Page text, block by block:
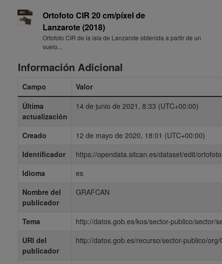
Ortofoto CIR 20 cm/píxel de
Lanzarote (2018)
Ortofoto CIR de la isla de Lanzarote obtenida a partir de un
vuelo...
Información Adicional
Campo
Valor
Última
actualización
14 de junio de 2021, 8:33 (UTC+00:00)
Creado
12 de mayo de 2020, 18:01 (UTC+00:00)
Identificador
https://opendata.sitcan.es/dataset/edit/
Idioma
es
Nombre del
publicador
GRAFCAN
Tema
http://datos.gob.es/kos/sector-publico/sector/
URI del
publicador
http://datos.gob.es/recurso/sector-publico/